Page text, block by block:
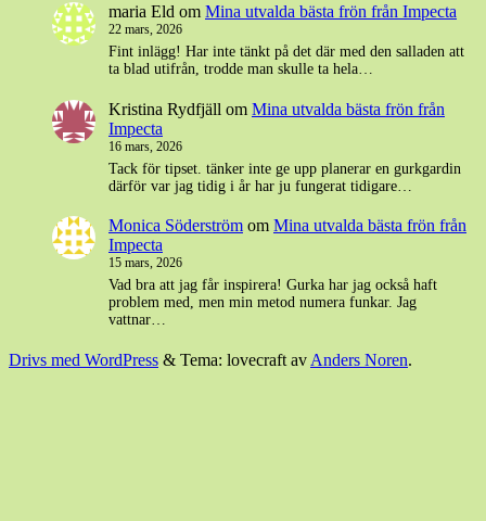
maria Eld om Mina utvalda bästa frön från Impecta
22 mars, 2026
Fint inlägg! Har inte tänkt på det där med den salladen att
ta blad utifrån, trodde man skulle ta hela…
Kristina Rydfjäll om Mina utvalda bästa frön från
Impecta
16 mars, 2026
Tack för tipset. tänker inte ge upp planerar en gurkgardin
därför var jag tidig i år har ju fungerat tidigare…
Monica Söderström om Mina utvalda bästa frön från
Impecta
15 mars, 2026
Vad bra att jag får inspirera! Gurka har jag också haft
problem med, men min metod numera funkar. Jag
vattnar…
Drivs med WordPress & Tema: lovecraft av Anders Noren.